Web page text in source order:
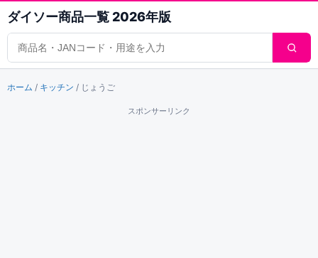
ダイソー商品一覧 2026年版
商品検索
ホーム / キッチン / じょうご
スポンサーリンク